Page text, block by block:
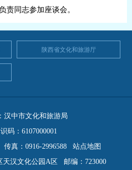
责同志参加座谈会。
陕西省文化和旅游厅
汉中市文化和旅游局
码：6107000001
传真：0916-2996588 站点地图
天汉文化公园A区 邮编：723000